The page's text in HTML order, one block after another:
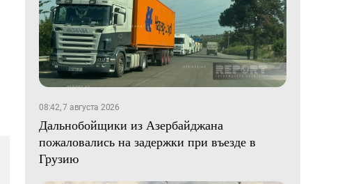
08:42, 7 августа 2026
Дальнобойщики из Азербайджана
пожаловались на задержки при въезде в
Грузию